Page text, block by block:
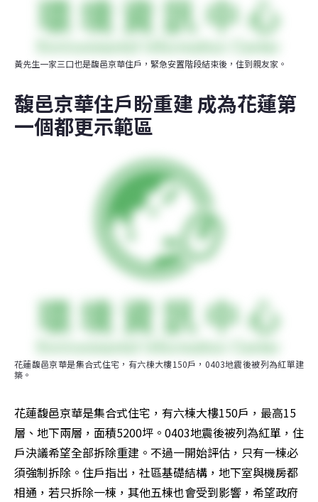
黃先生一家三口也是馥邑京華住戶，緊急安置階段結束後，住到親友家。
馥邑京華住戶盼重建 成為花蓮第
一個都更示範區
花蓮馥邑京華是集合式住宅，有六棟大樓150戶，0403地震後被列為紅單建
築。
花蓮馥邑京華是集合式住宅，有六棟大樓150戶，最高15
層、地下兩層，面積5200坪。0403地震後被列為紅單，住
戶決議希望全部拆除重建。不過一開始評估，只有一棟必
須強制拆除。住戶指出，社區基礎結構，地下室與機房都
相通，若只拆除一棟，其他五棟也會受到影響，希望政府